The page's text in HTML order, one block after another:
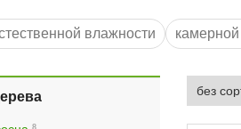
влажности
8